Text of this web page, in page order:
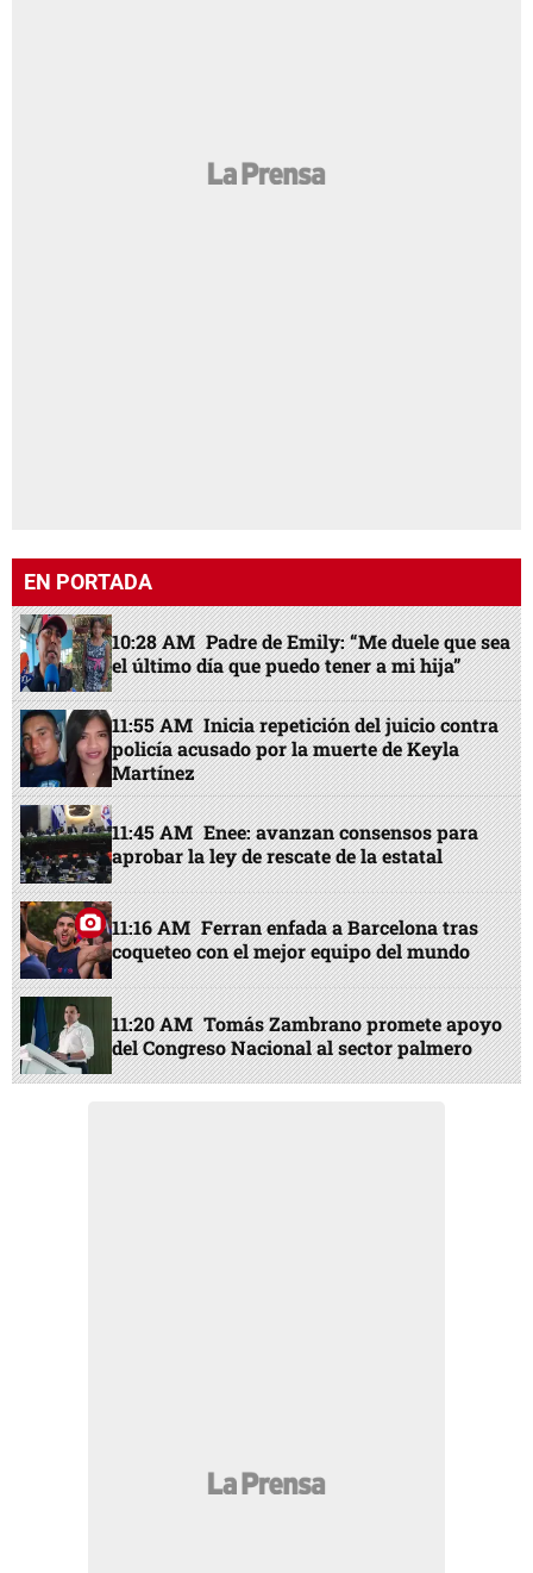
EN PORTADA
10:28 AM Padre de Emily: “Me duele que sea
el último día que puedo tener a mi hija”
11:55 AM Inicia repetición del juicio contra
policía acusado por la muerte de Keyla
Martínez
11:45 AM Enee: avanzan consensos para
aprobar la ley de rescate de la estatal
11:16 AM Ferran enfada a Barcelona tras
coqueteo con el mejor equipo del mundo
11:20 AM Tomás Zambrano promete apoyo
del Congreso Nacional al sector palmero